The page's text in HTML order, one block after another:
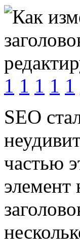
1 1 1 1 1
SEO
частью